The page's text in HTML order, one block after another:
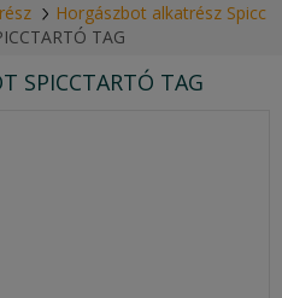
Horgászbot alkatrész Spicc
TAG
SPICCTARTÓ TAG